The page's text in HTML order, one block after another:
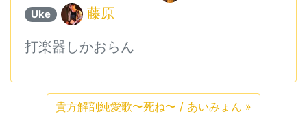
Uke 藤原
打楽器しかおらん
貴方解剖純愛歌〜死ね〜 / あいみょん »